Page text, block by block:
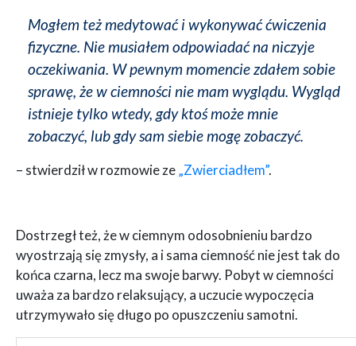
Mogłem też medytować i wykonywać ćwiczenia
fizyczne. Nie musiałem odpowiadać na niczyje
oczekiwania. W pewnym momencie zdałem sobie
sprawę, że w ciemności nie mam wyglądu. Wygląd
istnieje tylko wtedy, gdy ktoś może mnie
zobaczyć, lub gdy sam siebie mogę zobaczyć.
– stwierdził w rozmowie ze„Zwierciadłem”.
Dostrzegł też, że w ciemnym odosobnieniu bardzo
wyostrzają się zmysły, a i sama ciemność nie jest tak do
końca czarna, lecz ma swoje barwy. Pobyt w ciemności
uważa za bardzo relaksujący, a uczucie wypoczęcia
utrzymywało się długo po opuszczeniu samotni.